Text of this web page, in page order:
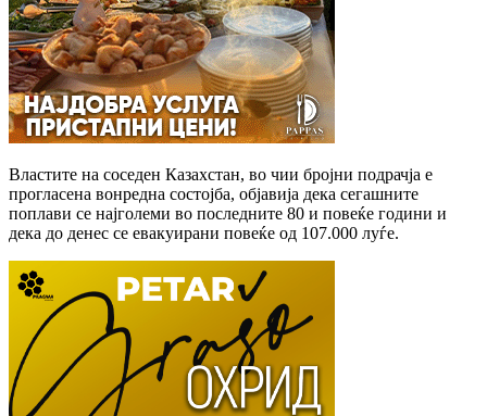
Властите на соседен Казахстан, во чии бројни подрачја е
прогласена вонредна состојба, објавија дека сегашните
поплави се најголеми во последните 80 и повеќе години и
дека до денес се евакуирани повеќе од 107.000 луѓе.